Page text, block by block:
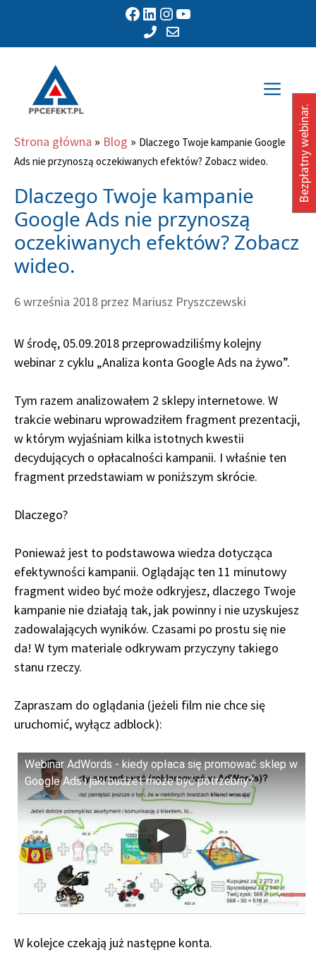
treści
Facebook LinkedIn Instagram YouTube
Strona główna » Blog » Dlaczego Twoje kampanie Google
Ads nie przynoszą oczekiwanych efektów? Zobacz wideo.
Dlaczego Twoje kampanie
Google Ads nie przynoszą
oczekiwanych efektów? Zobacz
wideo.
6 września 2018 przez Mariusz Pryszczewski
W środę, 05.09.2018 przeprowadziliśmy kolejny
webinar z cyklu „Analiza konta Google Ads na żywo”.
Tym razem analizowałem 2 sklepy internetowe. W
trakcie webinaru wprowadziłem fragment prezentacji,
w którym wyjaśniam kilka istotnych kwestii
decydujących o opłacalności kampanii. I właśnie ten
fragment przedstawiam w poniższym skrócie.
Dlaczego?
Ponieważ jest to podstawowa wiedza dotycząca
efektywności kampanii. Oglądając ten 11 minutowy
fragment wideo być może odkryjesz, dlaczego Twoje
kampanie nie działają tak, jak powinny i nie uzyskujesz
zadowalających wyników. Czasami po prostu się nie
da! W tym materiale odkrywam przyczyny takiego
stanu rzeczy.
Zapraszam do oglądania (jeżeli film nie chce się
uruchomić, wyłącz adblock):
Webinar AdWords - kiedy opłaca się promować sklep w
Google Ads i jaki budżet może być potrzebny?
W kolejce czekają już następne konta.
Bezpłatny webinar.